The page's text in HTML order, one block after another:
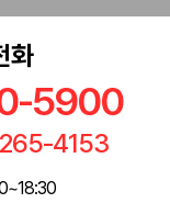
화
5900
4153